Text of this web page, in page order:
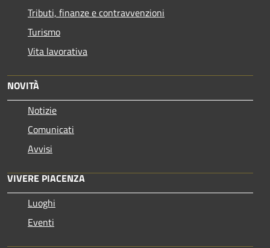
Tributi, finanze e contravvenzioni
Turismo
Vita lavorativa
NOVITÀ
Notizie
Comunicati
Avvisi
VIVERE PIACENZA
Luoghi
Eventi